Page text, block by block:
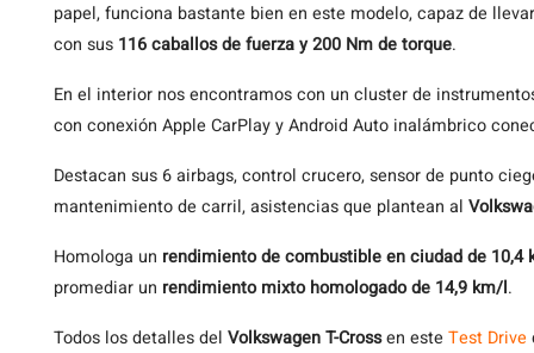
papel, funciona bastante bien en este modelo, capaz de
con sus 116 caballos de fuerza y 200 Nm de torque.
En el interior nos encontramos con un cluster de
con conexión Apple CarPlay y Android Auto inalámbrico
Destacan sus 6 airbags, control crucero, sensor de punto
mantenimiento de carril, asistencias que plantean al
Homologa un rendimiento de combustible en ciudad de
promediar un rendimiento mixto homologado de 14,9 km/l.
Todos los detalles del Volkswagen T-Crossen este Test Drive